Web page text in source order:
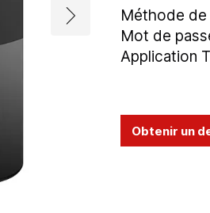
Méthode de
Mot de
Application
Obtenir un